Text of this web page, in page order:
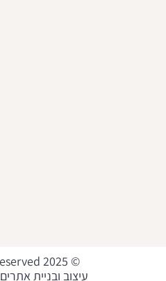
© 2025 All Rights Reserved
עיצוב ובניית אתרים